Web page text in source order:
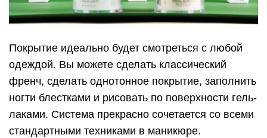
Покрытие идеально будет смотреться с любой
одеждой. Вы можете сделать классический
френч, сделать однотонное покрытие, заполнить
ногти блестками и рисовать по поверхности гель-
лаками. Система прекрасно сочетается со всеми
стандартными техниками в маникюре.